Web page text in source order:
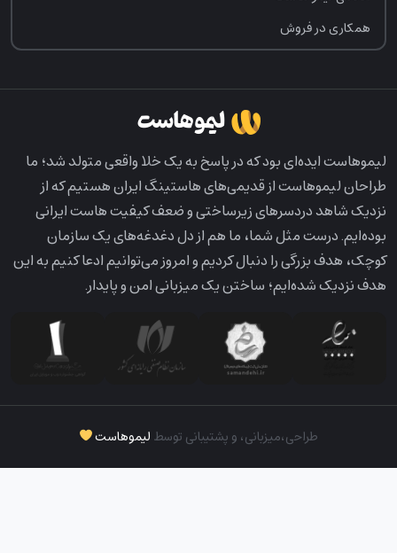
همکاری در فروش
لیمو‌هاست ایده‌ای بود که در پاسخ به یک خلا واقعی متولد شد؛ ما
طراحان لیمو‌هاست از قدیمی‌های هاستینگ ایران هستیم که از
نزدیک شاهد دردسرهای زیرساختی و ضعف کیفیت هاست ایرانی
بوده‌ایم. درست مثل شما، ما هم از دل دغدغه‌های یک سازمان
کوچک، هدف بزرگی را دنبال کردیم و امروز می‌توانیم ادعا کنیم به این
هدف نزدیک شده‌ایم؛ ساختن یک میزبانی امن و پایدار.
طراحی،‌میزبانی، و پشتیبانی توسطلیموهاست